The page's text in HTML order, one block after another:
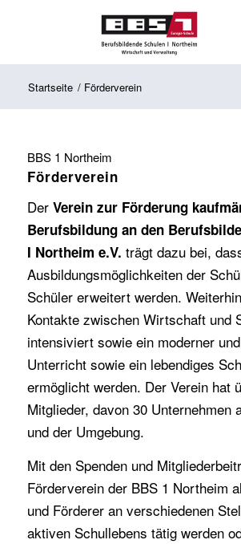
Startseite / Förderverein
BBS 1 Northeim
Förderverein
Der Verein zur Förderung
Berufsbildung an den
I Northeim e.V. trägt dazu bei,
Ausbildungsmöglichkeiten der
Schüler erweitert werden.
Kontakte zwischen Wirtschaft und
intensiviert sowie ein moderner
Unterricht sowie ein lebendiges
ermöglicht werden. Der Verein hat
Mitglieder, davon 30 Unternehmen
und der Umgebung.
Mit den Spenden und
Förderverein der BBS 1 Northeim
und Förderer an verschiedenen
aktiven Schullebens tätig werden